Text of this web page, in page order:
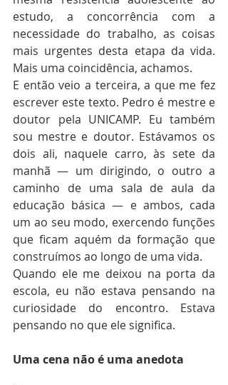
estudo, a concorrência com a
necessidade do trabalho, as coisas
mais urgentes desta etapa da vida.
Mais uma coincidência, achamos.
E então veio a terceira, a que me fez
escrever este texto. Pedro é mestre e
doutor pela UNICAMP. Eu também
sou mestre e doutor. Estávamos os
dois ali, naquele carro, às sete da
manhã — um dirigindo, o outro a
caminho de uma sala de aula da
educação básica — e ambos, cada
um ao seu modo, exercendo funções
que ficam aquém da formação que
construímos ao longo de uma vida.
Quando ele me deixou na porta da
escola, eu não estava pensando na
curiosidade do encontro. Estava
pensando no que ele significa.
Uma cena não é uma anedota